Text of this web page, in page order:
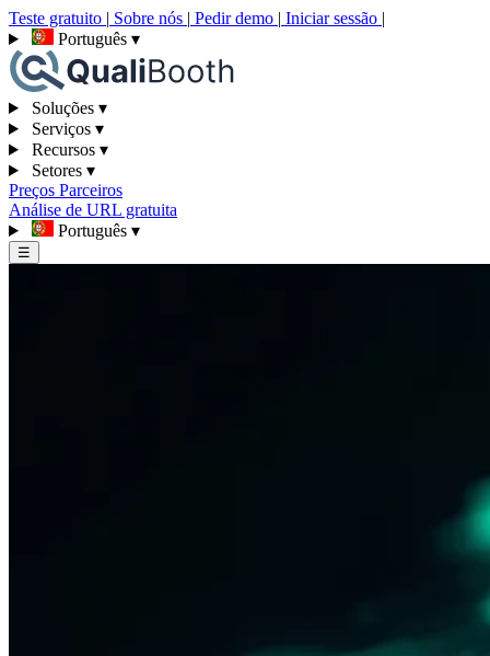
Teste gratuito | Sobre nós | Pedir demo | Iniciar sessão |
Português ▾
Soluções ▾
Serviços ▾
Recursos ▾
Setores ▾
Preços Parceiros
Análise de URL gratuita
Português ▾
☰